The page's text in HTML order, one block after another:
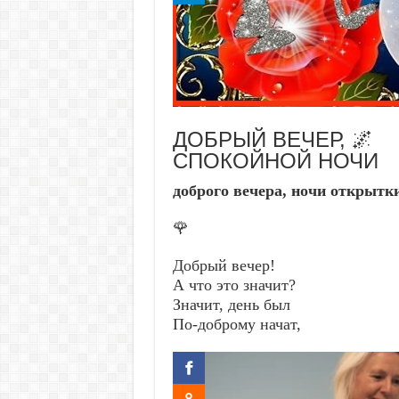
ДОБРЫЙ ВЕЧЕР, 🌌
СПОКОЙНОЙ НОЧИ
доброго вечера, ночи
🌹
Добрый вечер!
А что это значит?
Значит, день был
По-доброму начат,